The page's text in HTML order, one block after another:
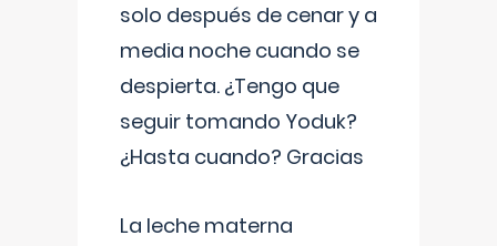
solo después de cenar y a
media noche cuando se
despierta. ¿Tengo que
seguir tomando Yoduk?
¿Hasta cuando? Gracias
La leche materna